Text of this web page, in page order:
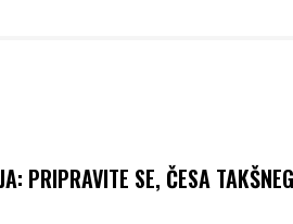
PRIPRAVITE SE, ČESA